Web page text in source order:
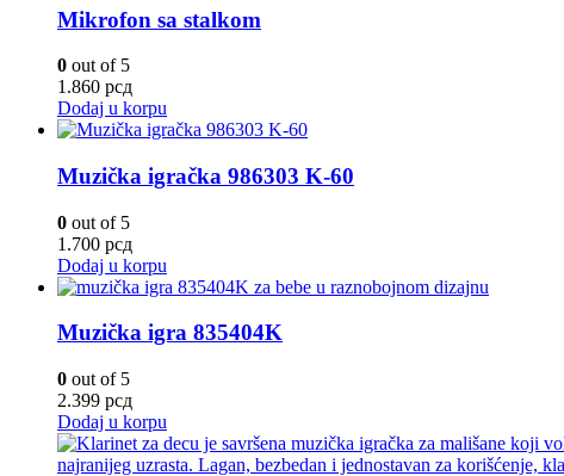
Mikrofon sa stalkom
0 out of 5
1.860 рсд
Dodaj u korpu
Muzička igračka 986303 K-60
0 out of 5
1.700 рсд
Dodaj u korpu
Muzička igra 835404K
0 out of 5
2.399 рсд
Dodaj u korpu